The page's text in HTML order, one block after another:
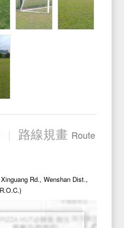
| 路線規畫 Route
Rd., Wenshan Dist.,